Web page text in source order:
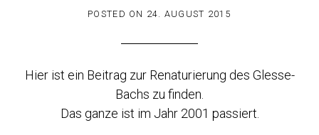
POSTED ON 24. AUGUST 2015
Hier ist ein Beitrag zur Renaturierung des Glesse-
Bachs zu finden.
Das ganze ist im Jahr 2001 passiert.